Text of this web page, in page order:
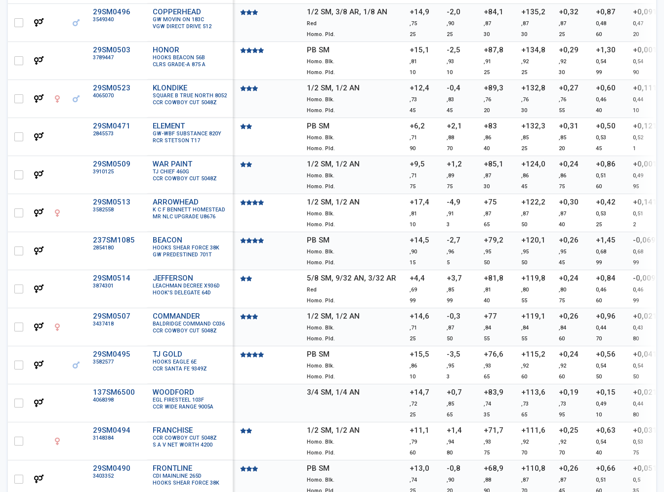
29SM0496
3549340
COPPERHEAD
GW MOVIN ON 183C
VGW DIRECT DRIVE 512
1/2 SM, 3/8 AR, 1/8 AN
Red
Homo. Pld.
+14,9
,75
25
-2,0
,90
25
+84,1
,87
30
+135,2
,87
30
+0,32
,87
25
+0,87
0,48
60
+0,091
0,47
20
29SM0503
3789447
HONOR
HOOKS BEACON 56B
CLRS GRADE-A 875 A
PB SM
Homo. Blk.
Homo. Pld.
+15,1
,81
10
-2,5
,93
10
+87,8
,91
25
+134,8
,92
25
+0,29
,92
30
+1,30
0,54
99
+0,001
0,54
90
29SM0523
4065070
KLONDIKE
SQUARE B TRUE NORTH 8052
CCR COWBOY CUT 5048Z
1/2 SM, 1/2 AN
Homo. Blk.
Homo. Pld.
+12,4
,73
45
-0,4
,83
45
+89,3
,76
20
+132,8
,76
30
+0,27
,76
55
+0,60
0,46
40
+0,111
0,44
10
29SM0471
2845573
ELEMENT
GW-WBF SUBSTANCE 820Y
RCR STETSON T17
PB SM
Homo. Blk.
Homo. Pld.
+6,2
,71
90
+2,1
,88
70
+83
,86
40
+132,3
,85
25
+0,31
,85
20
+0,50
0,53
45
+0,121
0,52
1
29SM0509
3910125
WAR PAINT
TJ CHIEF 460G
CCR COWBOY CUT 5048Z
1/2 SM, 1/2 AN
Homo. Blk.
Homo. Pld.
+9,5
,71
75
+1,2
,89
75
+85,1
,87
30
+124,0
,86
45
+0,24
,86
75
+0,86
0,51
60
+0,001
0,49
95
29SM0513
3582558
ARROWHEAD
K C F BENNETT HOMESTEAD
MR NLC UPGRADE U8676
1/2 SM, 1/2 AN
Homo. Blk.
Homo. Pld.
+17,4
,81
10
-4,9
,91
3
+75
,87
65
+122,2
,87
50
+0,30
,87
40
+0,42
0,53
25
+0,141
0,51
2
237SM1085
2854180
BEACON
HOOKS SHEAR FORCE 38K
GW PREDESTINED 701T
PB SM
Homo. Blk.
Homo. Pld.
+14,5
,90
15
-2,7
,96
5
+79,2
,95
50
+120,1
,95
50
+0,26
,95
45
+1,45
0,68
99
-0,069
0,68
99
29SM0514
3874301
JEFFERSON
LEACHMAN DECREE X936D
HOOK'S DELEGATE 64D
5/8 SM, 9/32 AN, 3/32 AR
Red
Homo. Pld.
+4,4
,69
99
+3,7
,85
99
+81,8
,81
40
+119,8
,80
55
+0,24
,80
75
+0,84
0,46
60
-0,009
0,46
99
29SM0507
3437418
COMMANDER
BALDRIDGE COMMAND C036
CCR COWBOY CUT 5048Z
1/2 SM, 1/2 AN
Homo. Blk.
Homo. Pld.
+14,6
,71
25
-0,3
,87
50
+77
,84
55
+119,1
,84
55
+0,26
,84
60
+0,96
0,44
70
+0,021
0,43
80
29SM0495
3582577
TJ GOLD
HOOKS EAGLE 6E
CCR SANTA FE 9349Z
PB SM
Homo. Blk.
Homo. Pld.
+15,5
,86
10
-3,5
,95
3
+76,6
,93
65
+115,2
,92
60
+0,24
,92
60
+0,56
0,54
50
+0,041
0,54
50
137SM6500
4068398
WOODFORD
EGL FIRESTEEL 103F
CCR WIDE RANGE 9005A
3/4 SM, 1/4 AN +14,7
,72
25
+0,7
,85
65
+83,9
,74
35
+113,6
,73
65
+0,19
,73
95
+0,15
0,49
10
+0,021
0,44
80
29SM0494
3148384
FRANCHISE
CCR COWBOY CUT 5048Z
S A V NET WORTH 4200
1/2 SM, 1/2 AN
Homo. Blk.
Homo. Pld.
+11,1
,79
60
+1,4
,94
80
+71,7
,93
75
+111,6
,92
70
+0,25
,92
70
+0,63
0,54
40
+0,031
0,53
75
29SM0490
3403352
FRONTLINE
CDI MAINLINE 265D
HOOKS SHEAR FORCE 38K
PB SM
Homo. Blk.
+13,0
,74
-0,8
,90
+68,9
,88
+110,8
,87
+0,26
,87
+0,66
0,51
+0,051
0,5